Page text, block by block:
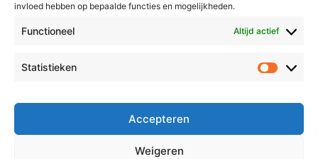
invloed hebben op bepaalde functies en mogelijkheden.
Functioneel Altijd actief
Statistieken
Accepteren
Weigeren
Maasgouw
Echt-Susteren
Roermond
Radio & TV